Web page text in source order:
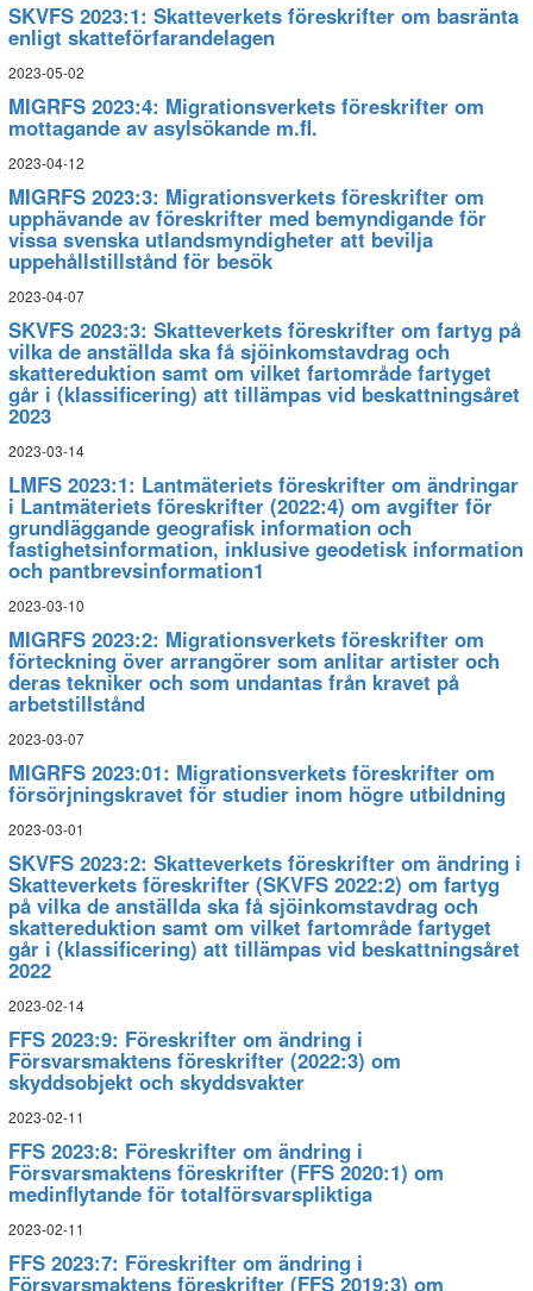
SKVFS 2023:1: Skatteverkets föreskrifter om basränta
enligt skatteförfarandelagen
2023-05-02
MIGRFS 2023:4: Migrationsverkets föreskrifter om
mottagande av asylsökande m.fl.
2023-04-12
MIGRFS 2023:3: Migrationsverkets föreskrifter om
upphävande av föreskrifter med bemyndigande för
vissa svenska utlandsmyndigheter att bevilja
uppehållstillstånd för besök
2023-04-07
SKVFS 2023:3: Skatteverkets föreskrifter om fartyg på
vilka de anställda ska få sjöinkomstavdrag och
skattereduktion samt om vilket fartområde fartyget
går i (klassificering) att tillämpas vid beskattningsåret
2023
2023-03-14
LMFS 2023:1: Lantmäteriets föreskrifter om ändringar
i Lantmäteriets föreskrifter (2022:4) om avgifter för
grundläggande geografisk information och
fastighetsinformation, inklusive geodetisk information
och pantbrevsinformation1
2023-03-10
MIGRFS 2023:2: Migrationsverkets föreskrifter om
förteckning över arrangörer som anlitar artister och
deras tekniker och som undantas från kravet på
arbetstillstånd
2023-03-07
MIGRFS 2023:01: Migrationsverkets föreskrifter om
försörjningskravet för studier inom högre utbildning
2023-03-01
SKVFS 2023:2: Skatteverkets föreskrifter om ändring i
Skatteverkets föreskrifter (SKVFS 2022:2) om fartyg
på vilka de anställda ska få sjöinkomstavdrag och
skattereduktion samt om vilket fartområde fartyget
går i (klassificering) att tillämpas vid beskattningsåret
2022
2023-02-14
FFS 2023:9: Föreskrifter om ändring i
Försvarsmaktens föreskrifter (2022:3) om
skyddsobjekt och skyddsvakter
2023-02-11
FFS 2023:8: Föreskrifter om ändring i
Försvarsmaktens föreskrifter (FFS 2020:1) om
medinflytande för totalförsvarspliktiga
2023-02-11
FFS 2023:7: Föreskrifter om ändring i
Försvarsmaktens föreskrifter (FFS 2019:3) om